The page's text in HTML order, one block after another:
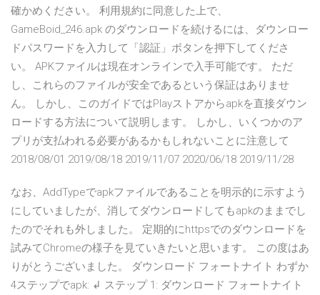
確かめください。 利用規約に同意した上で、
GameBoid_246.apk のダウンロードを続けるには、ダウンロー
ドパスワードを入力して「認証」ボタンを押下してくださ
い。 APKファイルは現在オンラインで入手可能です。 ただ
し、これらのファイルが安全であるという保証はありませ
ん。 しかし、このガイドではPlayストアからapkを直接ダウン
ロードする方法について説明します。 しかし、いくつかのア
プリが支払われる必要があるかもしれないことに注意して
2018/08/01 2019/08/18 2019/11/07 2020/06/18 2019/11/28
なお、AddTypeでapkファイルであることを明示的に示すよう
にしていましたが、消してダウンロードしてもapkのままでし
たのでそれも外しました。 定期的にhttpsでのダウンロードを
試みてChromeの様子を見ていきたいと思います。 この度はあ
りがとうございました。 ダウンロード フォートナイト わずか
4ステップでapk: ↲ ステップ 1: ダウンロード フォートナイト